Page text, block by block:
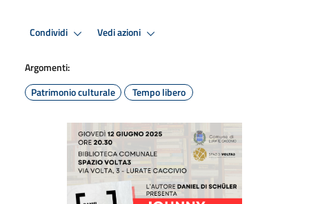
Condividi Vedi azioni
Argomenti:
Patrimonio culturale
Tempo libero